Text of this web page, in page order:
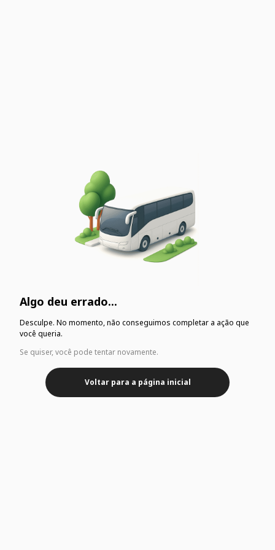
Algo deu errado...
Desculpe. No momento, não conseguimos completar a ação que
você queria.
Se quiser, você pode tentar novamente.
Voltar para a página inicial